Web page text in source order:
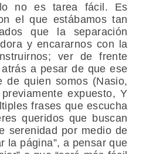
no es tarea fácil. Es
el que estábamos tan
que la separación
y encararnos con la
ver de frente
a pesar de que ese
de quien somos (Nasio,
expuesto, Y
frases que escucha
queridos que buscan
serenidad por medio de
la página”, a pensar que